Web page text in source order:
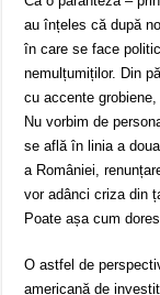
au înțeles că după
în care se face
nemulțumiților. Din
cu accente
Nu vorbim de
se află în linia a
a României,
vor adânci criza din
Poate așa cum
O astfel de
americană de